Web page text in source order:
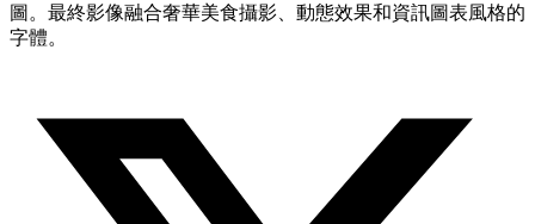
圖。最終影像融合奢華美食攝影、動態效果和資訊圖表風格的
字體。